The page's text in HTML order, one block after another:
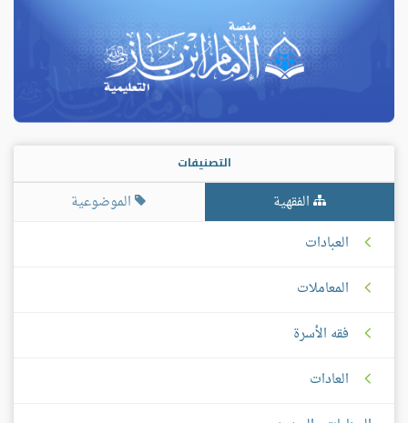
التصنيفات
الفقهية
الموضوعية
العبادات
المعاملات
فقه الأسرة
العادات